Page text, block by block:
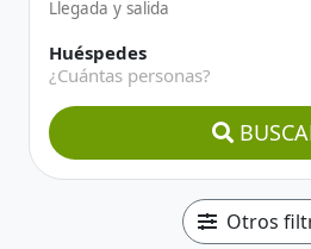
Huéspedes
¿Cuántas personas?
Otros